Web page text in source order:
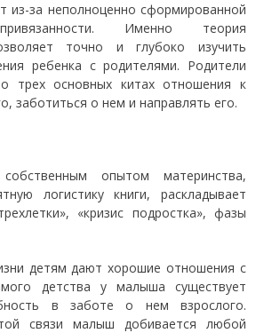
из-за неполноценно сформированной
Именно теория
точно и глубоко изучить
ребенка с родителями. Родители
трех основных китах отношения к
заботиться о нем и направлять его.
опытом материнства,
логистику книги, раскладывает
«кризис подростка», фазы
детям дают хорошие отношения с
детства у малыша существует
в заботе о нем взрослого.
связи малыш добивается любой